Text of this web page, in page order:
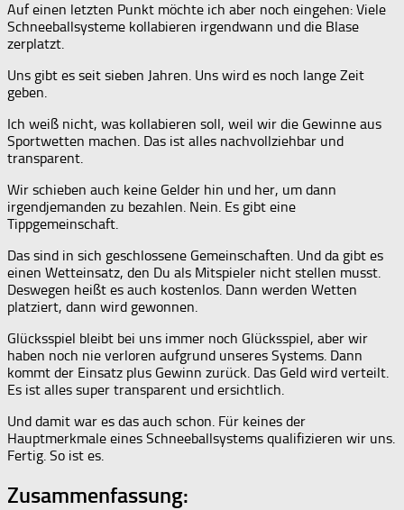
Auf einen letzten Punkt möchte ich aber noch eingehen: Viele
Schneeballsysteme kollabieren irgendwann und die Blase
zerplatzt.
Uns gibt es seit sieben Jahren. Uns wird es noch lange Zeit
geben.
Ich weiß nicht, was kollabieren soll, weil wir die Gewinne aus
Sportwetten machen. Das ist alles nachvollziehbar und
transparent.
Wir schieben auch keine Gelder hin und her, um dann
irgendjemanden zu bezahlen. Nein. Es gibt eine
Tippgemeinschaft.
Das sind in sich geschlossene Gemeinschaften. Und da gibt es
einen Wetteinsatz, den Du als Mitspieler nicht stellen musst.
Deswegen heißt es auch kostenlos. Dann werden Wetten
platziert, dann wird gewonnen.
Glücksspiel bleibt bei uns immer noch Glücksspiel, aber wir
haben noch nie verloren aufgrund unseres Systems. Dann
kommt der Einsatz plus Gewinn zurück. Das Geld wird verteilt.
Es ist alles super transparent und ersichtlich.
Und damit war es das auch schon. Für keines der
Hauptmerkmale eines Schneeballsystems qualifizieren wir uns.
Fertig. So ist es.
Zusammenfassung: